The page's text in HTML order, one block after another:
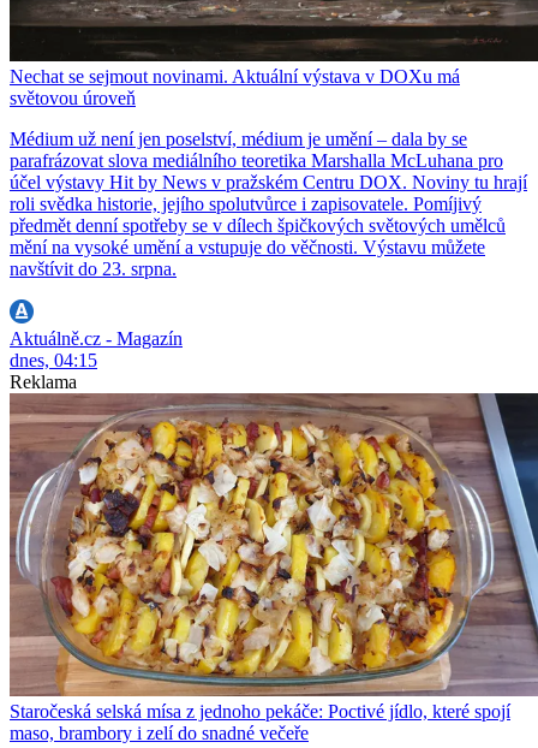
Nechat se sejmout novinami. Aktuální výstava v DOXu má
světovou úroveň
Médium už není jen poselství, médium je umění – dala by se
parafrázovat slova mediálního teoretika Marshalla McLuhana pro
účel výstavy Hit by News v pražském Centru DOX. Noviny tu hrají
roli svědka historie, jejího spolutvůrce i zapisovatele. Pomíjivý
předmět denní spotřeby se v dílech špičkových světových umělců
mění na vysoké umění a vstupuje do věčnosti. Výstavu můžete
navštívit do 23. srpna.
Aktuálně.cz - Magazín
dnes, 04:15
Reklama
Staročeská selská mísa z jednoho pekáče: Poctivé jídlo, které spojí
maso, brambory i zelí do snadné večeře